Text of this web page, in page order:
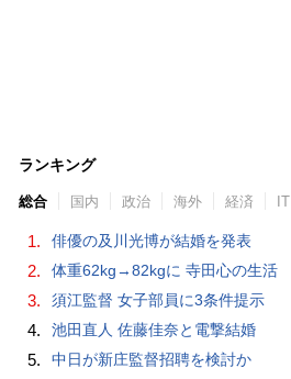
ランキング
総合 国内 政治 海外 経済 IT
1. 俳優の及川光博が結婚を発表
2. 体重62kg→82kgに 寺田心の生活
3. 須江監督 女子部員に3条件提示
4. 池田直人 佐藤佳奈と電撃結婚
5. 中日が新庄監督招聘を検討か